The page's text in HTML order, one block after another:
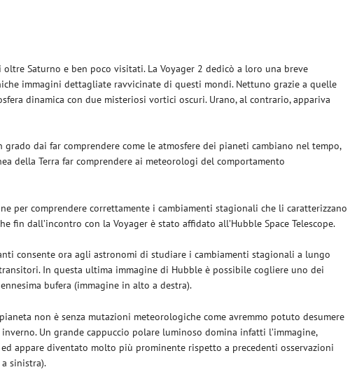
Saturno e ben poco visitati. La Voyager 2 dedicò a loro una breve
immagini dettagliate ravvicinate di questi mondi. Nettuno grazie a quelle
dinamica con due misteriosi vortici oscuri. Urano, al contrario, appariva
dai far comprendere come le atmosfere dei pianeti cambiano nel tempo,
della Terra far comprendere ai meteorologi del comportamento
per comprendere correttamente i cambiamenti stagionali che li caratterizzano
fin dall’incontro con la Voyager è stato affidato all’Hubble Space Telescope.
consente ora agli astronomi di studiare i cambiamenti stagionali a lungo
In questa ultima immagine di Hubble è possibile cogliere uno dei
bufera (immagine in alto a destra).
non è senza mutazioni meteorologiche come avremmo potuto desumere
Un grande cappuccio polare luminoso domina infatti l’immagine,
appare diventato molto più prominente rispetto a precedenti osservazioni
sinistra).